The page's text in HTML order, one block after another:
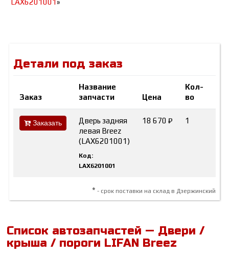
LAX6201001»
Детали под заказ
Заказ
Название
запчасти
Цена
Кол-
во
Заказать
Дверь задняя
левая Breez
(LAX6201001)
Код:
LAX6201001
18 670 ₽ 1
* - срок поставки на склад в Дзержинский
Список автозапчастей — Двери /
крыша / пороги LIFAN Breez